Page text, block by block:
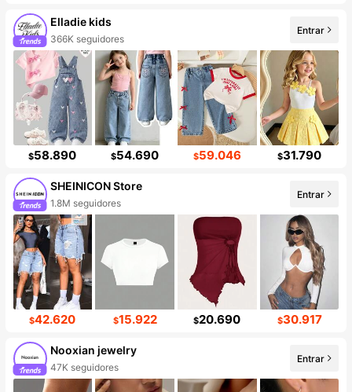
Elladie kids
366K seguidores
Entrar
$58.890 $54.690 $59.046 $31.790
SHEINICON Store
1.8M seguidores
Entrar
$42.620 $15.922 $20.690 $30.917
Nooxian jewelry
47K seguidores
Entrar